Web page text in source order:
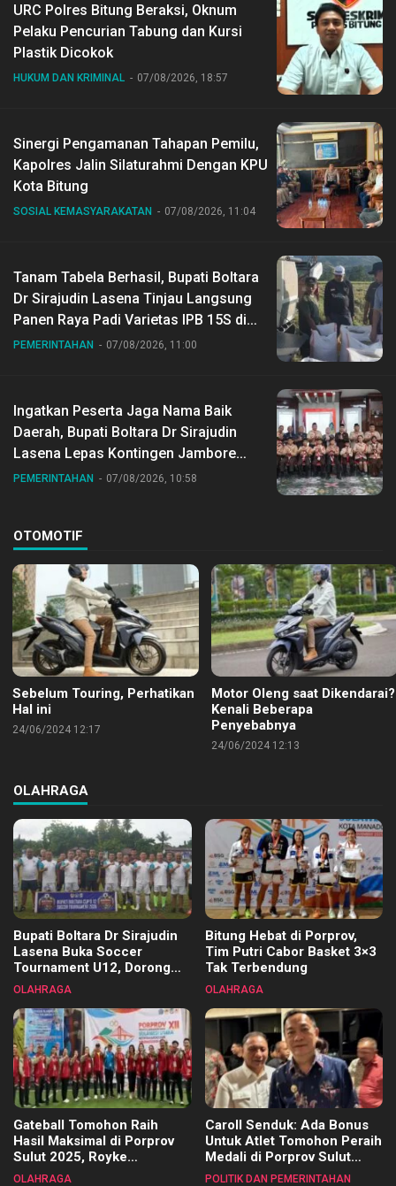
URC Polres Bitung Beraksi, Oknum
Pelaku Pencurian Tabung dan Kursi
Plastik Dicokok
HUKUM DAN KRIMINAL 07/08/2026, 18:57
Sinergi Pengamanan Tahapan Pemilu,
Kapolres Jalin Silaturahmi Dengan KPU
Kota Bitung
SOSIAL KEMASYARAKATAN 07/08/2026, 11:04
Tanam Tabela Berhasil, Bupati Boltara
Dr Sirajudin Lasena Tinjau Langsung
Panen Raya Padi Varietas IPB 15S di
Desa Gihang
PEMERINTAHAN 07/08/2026, 11:00
Ingatkan Peserta Jaga Nama Baik
Daerah, Bupati Boltara Dr Sirajudin
Lasena Lepas Kontingen Jambore
Nasional ke XII di Buperta Cibubur
PEMERINTAHAN 07/08/2026, 10:58
OTOMOTIF
Sebelum Touring, Perhatikan
Hal ini
24/06/2024 12:17
Motor Oleng saat Dikendarai?
Kenali Beberapa
Penyebabnya
24/06/2024 12:13
OLAHRAGA
Bupati Boltara Dr Sirajudin
Lasena Buka Soccer
Tournament U12, Dorong
Pembinaan Merata di Setiap
OLAHRAGA
Bitung Hebat di Porprov,
Tim Putri Cabor Basket 3×3
Tak Terbendung
OLAHRAGA
Gateball Tomohon Raih
Hasil Maksimal di Porprov
Sulut 2025, Royke
Tangkawarouw Ucapkan
OLAHRAGA
Caroll Senduk: Ada Bonus
Untuk Atlet Tomohon Peraih
Medali di Porprov Sulut
2025
POLITIK DAN PEMERINTAHAN